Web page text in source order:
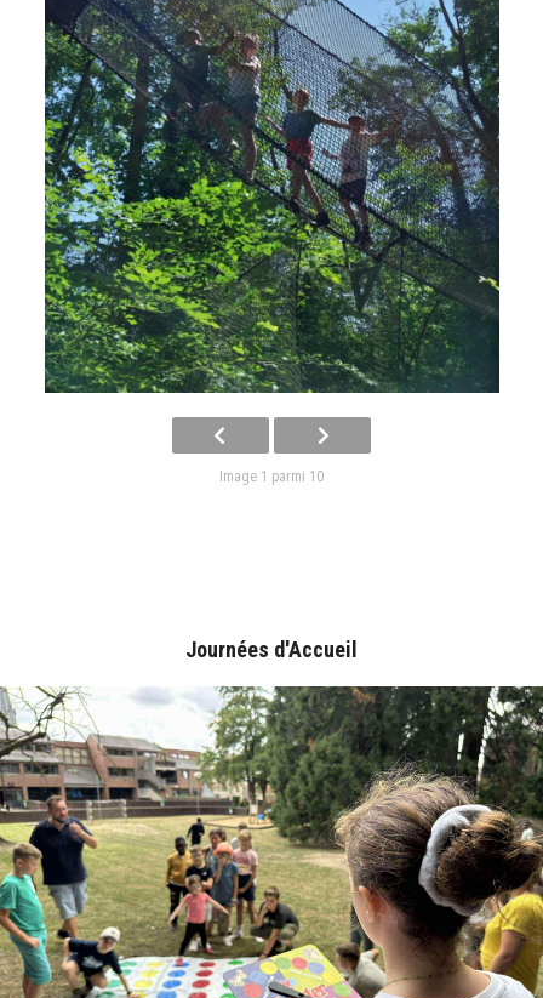
Image 1 parmi 10
Journées d'Accueil